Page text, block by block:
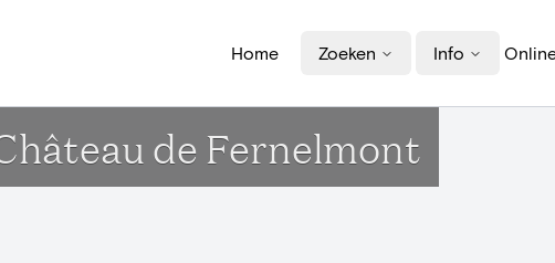
Home Zoeken Info
de Fernelmont